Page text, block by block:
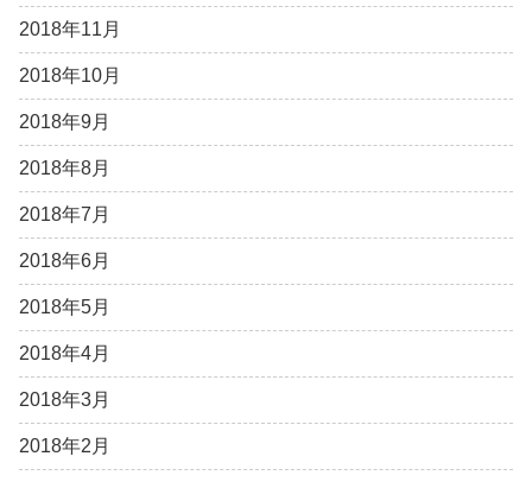
2018年11月
2018年10月
2018年9月
2018年8月
2018年7月
2018年6月
2018年5月
2018年4月
2018年3月
2018年2月